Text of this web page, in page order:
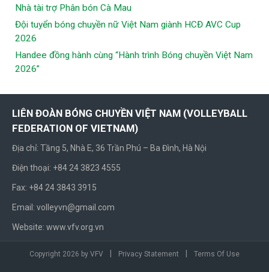
Nhà tài trợ Phân bón Cà Mau
Đội tuyển bóng chuyền nữ Việt Nam giành HCĐ AVC Cup
2026
Handee đồng hành cùng “Hành trình Bóng chuyền Việt Nam
2026”
LIÊN ĐOÀN BÓNG CHUYỀN VIỆT NAM (VOLLEYBALL
FEDERATION OF VIETNAM)
Địa chỉ: Tầng 5, Nhà E, 36 Trần Phú – Ba Đình, Hà Nội
Điện thoại: +84 24 3823 4555
Fax: +84 24 3843 3915
Email: volleyvn@gmail.com
Website: www.vfv.org.vn
Copyright 2026 by VFV Privacy Statement Terms Of Use